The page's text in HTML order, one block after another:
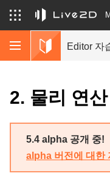
Editor 자
2. 물리 연
5.4 alpha 공개 중!
alpha 버전에 대한